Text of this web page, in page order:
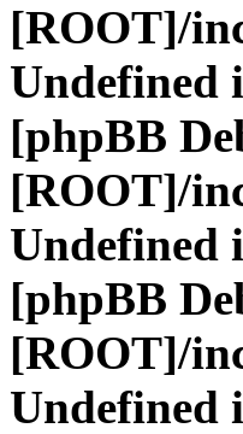
[ROOT]/
Undefined
[phpBB
[ROOT]/
Undefined
[phpBB
[ROOT]/
Undefined